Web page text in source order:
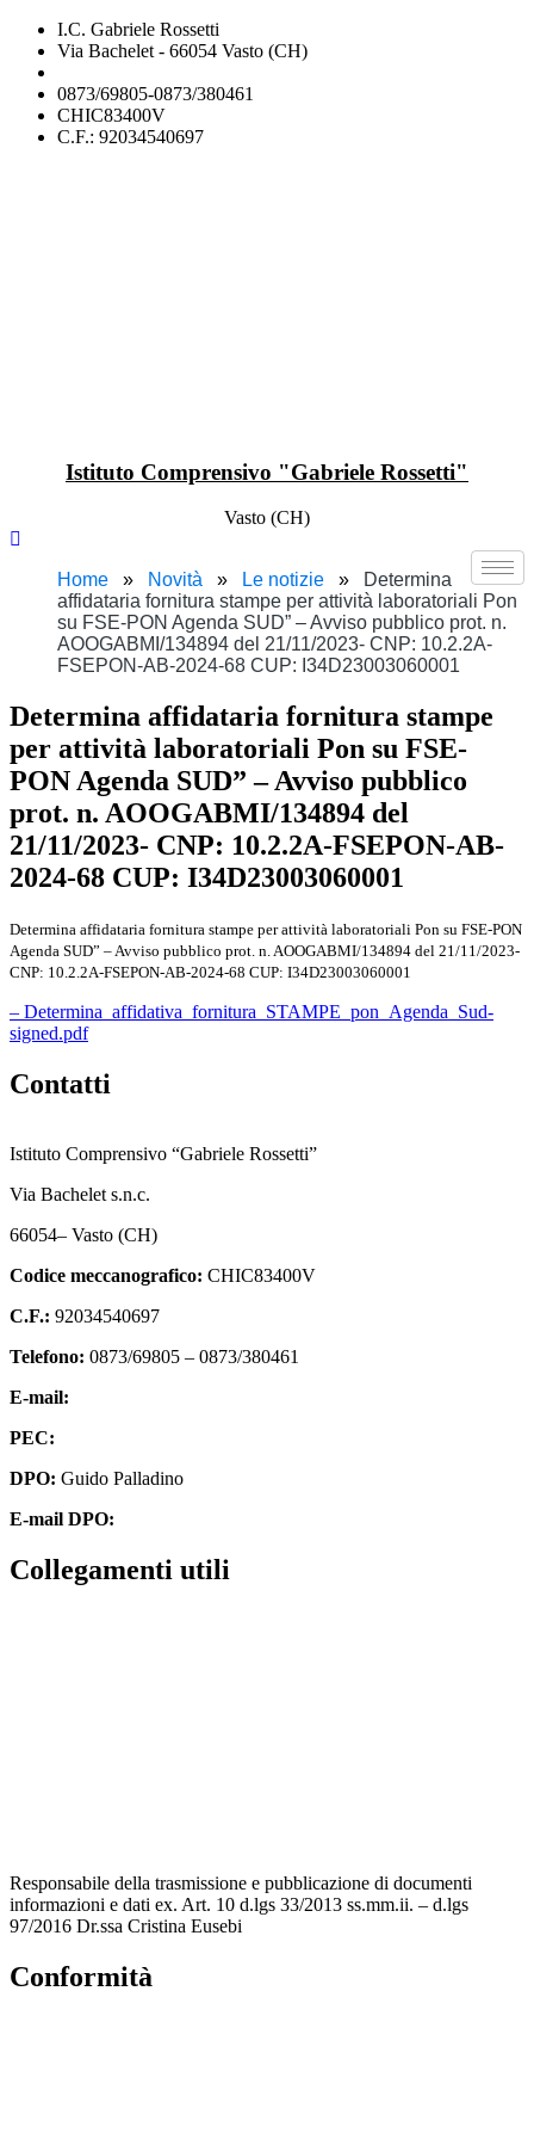
I.C. Gabriele Rossetti
Via Bachelet - 66054 Vasto (CH)
0873/69805-0873/380461
CHIC83400V
C.F.: 92034540697
Istituto Comprensivo "Gabriele Rossetti"
Vasto (CH)
Home Novità Le notizie
Determina
affidataria fornitura stampe per attività laboratoriali Pon
su FSE-PON Agenda SUD” – Avviso pubblico prot. n.
AOOGABMI/134894 del 21/11/2023- CNP: 10.2.2A-
FSEPON-AB-2024-68 CUP: I34D23003060001
Determina affidataria fornitura stampe
per attività laboratoriali Pon su FSE-
PON Agenda SUD” – Avviso pubblico
prot. n. AOOGABMI/134894 del
21/11/2023- CNP: 10.2.2A-FSEPON-AB-
2024-68 CUP: I34D23003060001
Determina affidataria fornitura stampe per attività laboratoriali Pon su FSE-PON
Agenda SUD” – Avviso pubblico prot. n. AOOGABMI/134894 del 21/11/2023-
CNP: 10.2.2A-FSEPON-AB-2024-68 CUP: I34D23003060001
– Determina_affidativa_fornitura_STAMPE_pon_Agenda_Sud-
signed.pdf
Contatti
Istituto Comprensivo “Gabriele Rossetti”
Via Bachelet s.n.c.
66054– Vasto (CH)
Codice meccanografico: CHIC83400V
C.F.: 92034540697
Telefono: 0873/69805 – 0873/380461
E-mail:
PEC:
DPO: Guido Palladino
E-mail DPO:
Collegamenti utili
Responsabile della trasmissione e pubblicazione di documenti
informazioni e dati ex. Art. 10 d.lgs 33/2013 ss.mm.ii. – d.lgs
97/2016 Dr.ssa Cristina Eusebi
Conformità